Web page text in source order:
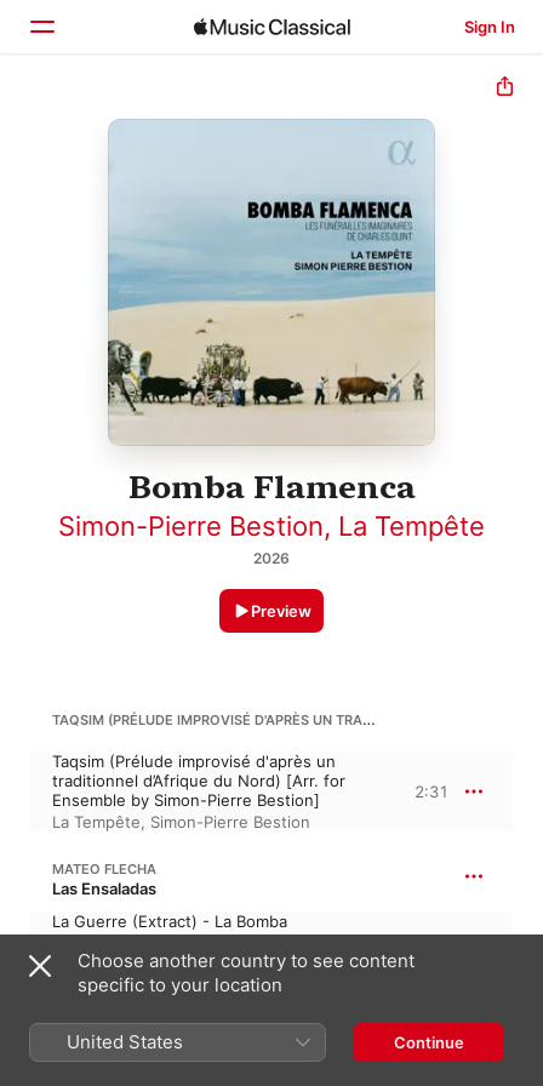
Sign In
Home
Bomba Flamenca
Simon-Pierre Bestion, La Tempête
2026
Preview
TAQSIM (PRÉLUDE IMPROVISÉ D'APRÈS UN TRADITIONNEL D’AFRIQUE DU NORD)
Taqsim (Prélude improvisé d'après un
traditionnel d’Afrique du Nord) [Arr. for
Ensemble by Simon-Pierre Bestion]
La Tempête, Simon-Pierre Bestion
2:31
MATEO FLECHA
Las Ensaladas
La Guerre (Extract) - La Bomba
Bensaïd,La Tempête, René Ramos
Premier,Axelle Verner,Simon-Pierre
Bestion
LUIS DE NARVÁEZ
Mille regretz
Choose another country to see content
specific to your location
United States Continue